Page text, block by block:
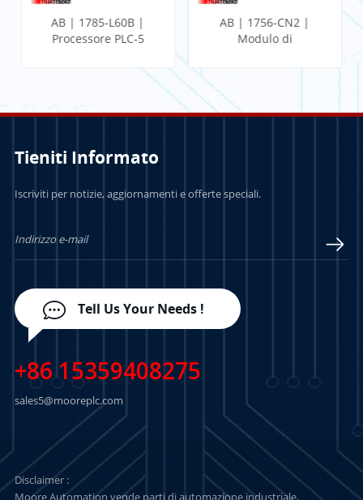
AB | 1785-L60B |
Processore PLC-5
AB | 1756-CN2 |
Modulo di
Tieniti Informato
Iscriviti per notizie, aggiornamenti e offerte speciali.
Tell Us Your Needs !
+86 15359408275
sales5@mooreplc.com
Disclaimer :
Moore Automation vende parti di automazione industriale,